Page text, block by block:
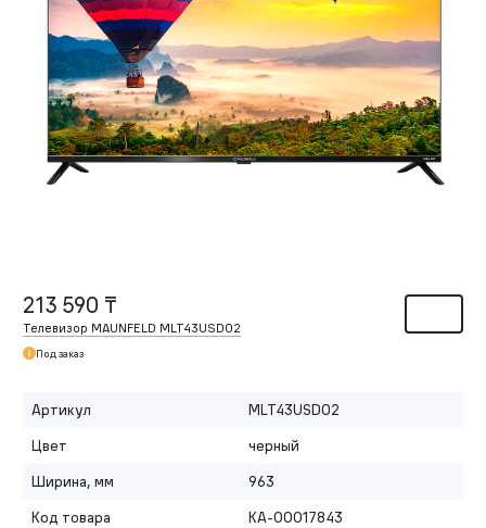
213 590 ₸
Телевизор MAUNFELD MLT43USD02
Под заказ
Артикул
MLT43USD02
Цвет
черный
Ширина, мм
963
Код товара
КА-00017843